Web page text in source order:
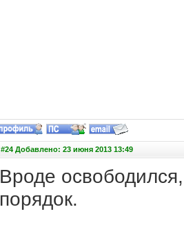
#24 Добавлено: 23 июня 2013 13:49
Вроде
порядок.